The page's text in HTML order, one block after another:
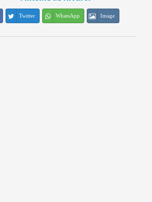
Twitter WhatsApp Image